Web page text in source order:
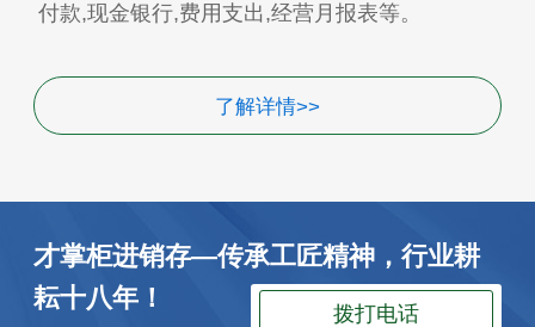
付款,现金银行,费用支出,经营月报表等。
了解详情>>
才掌柜进销存—传承工匠精神，行业耕
耘十八年！
拨打电话